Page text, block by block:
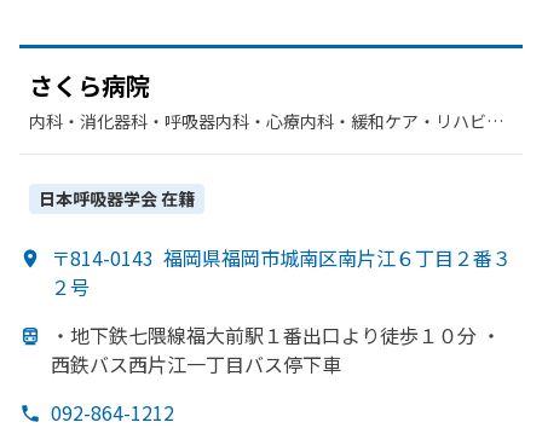
さくら病院
内科・​消化器科・​呼吸器内科・​心療内科・​緩和ケア・​リハビリ
日本呼吸器学会在籍
〒814-0143 福岡県福岡市城南区南片江６丁目２番３
２号
・地下鉄七隈線福大前駅１番出口より徒歩１０分 ・
西鉄バス西片江一丁目バス停下車
092-864-1212